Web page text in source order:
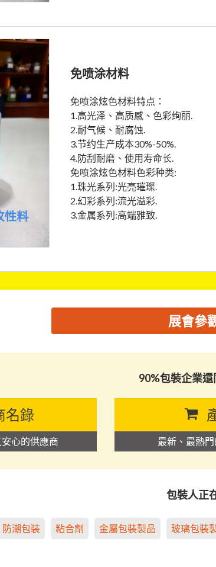
免喷涂材料
免喷涂炫色材料特点：
1.高光泽、高质感、色彩绚丽.
2.耐气候、耐腐蚀.
3.节约生产成本30%-50%.
4.防刮耐磨、使用寿命长.
免喷涂炫色材料色彩种类:
1.珠光系列:光亮璀璨.
2.幻彩系列:流光溢彩.
3.金属系列:高端雅致.
展會參
90%包裝企業
名錄
心的供應商 最新、最熱
包裝人正
防潮包裝 粘合劑 金屬包裝製品 玻璃包裝